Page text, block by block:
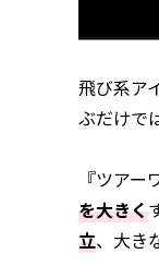
飛び系ア
ぶだけで
『ツア
を大きく
立、大き